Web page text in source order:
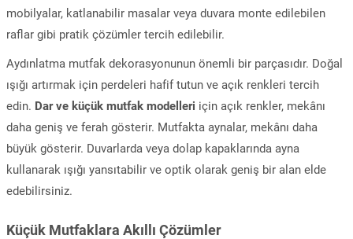
mobilyalar, katlanabilir masalar veya duvara monte edilebilen
raflar gibi pratik çözümler tercih edilebilir.
Aydınlatma mutfak dekorasyonunun önemli bir parçasıdır. Doğal
ışığı artırmak için perdeleri hafif tutun ve açık renkleri tercih
edin. Dar ve küçük mutfak modelleri için açık renkler, mekânı
daha geniş ve ferah gösterir. Mutfakta aynalar, mekânı daha
büyük gösterir. Duvarlarda veya dolap kapaklarında ayna
kullanarak ışığı yansıtabilir ve optik olarak geniş bir alan elde
edebilirsiniz.
Küçük Mutfaklara Akıllı Çözümler